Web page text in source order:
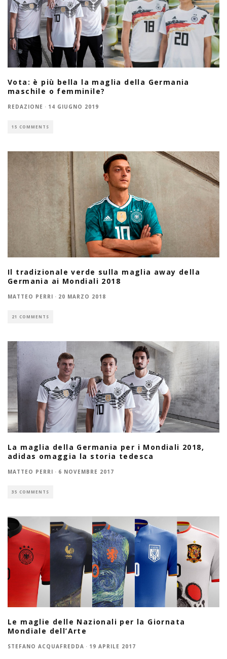
Vota: è più bella la maglia della Germania
maschile o femminile?
REDAZIONE · 14 GIUGNO 2019
15 COMMENTS
Il tradizionale verde sulla maglia away della
Germania ai Mondiali 2018
MATTEO PERRI · 20 MARZO 2018
21 COMMENTS
La maglia della Germania per i Mondiali 2018,
adidas omaggia la storia tedesca
MATTEO PERRI · 6 NOVEMBRE 2017
35 COMMENTS
Le maglie delle Nazionali per la Giornata
Mondiale dell’Arte
STEFANO ACQUAFREDDA · 19 APRILE 2017